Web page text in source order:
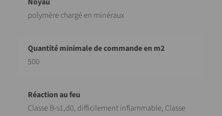
polymère chargé en minéraux
500
Classe B-s1,d0, difficilement inflammable, Classe